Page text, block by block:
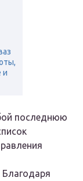
и
последнюю
Благодаря